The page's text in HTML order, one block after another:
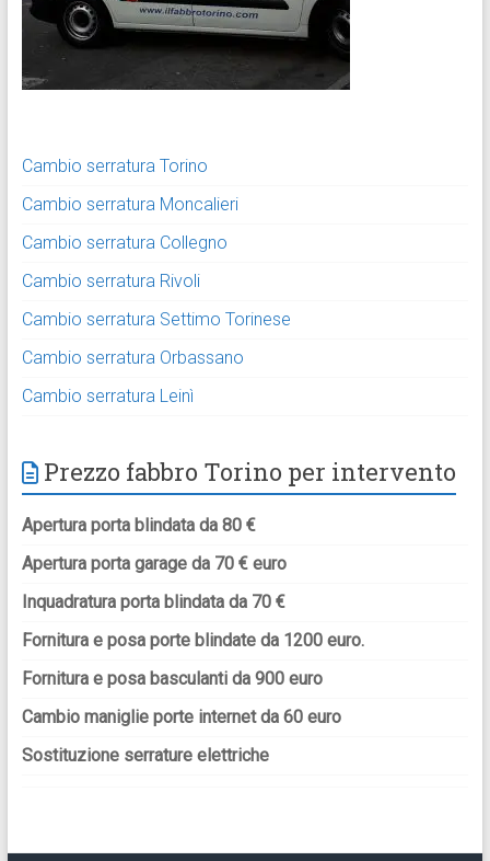
Cambio serratura Torino
Cambio serratura Moncalieri
Cambio serratura Collegno
Cambio serratura Rivoli
Cambio serratura Settimo Torinese
Cambio serratura Orbassano
Cambio serratura Leinì
Prezzo fabbro Torino per intervento
Apertura porta blindata da 80 €
Apertura porta garage da 70 € euro
Inquadratura porta blindata da 70 €
Fornitura e posa porte blindate da 1200 euro.
Fornitura e posa basculanti da 900 euro
Cambio maniglie porte internet da 60 euro
Sostituzione serrature elettriche